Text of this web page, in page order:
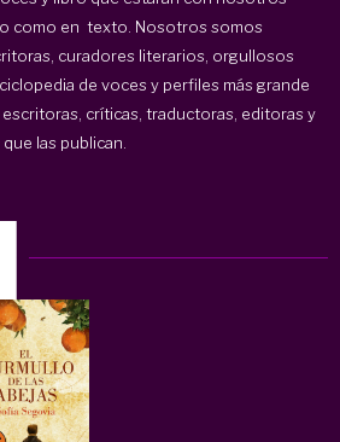
como en texto. Nosotros somos
curadores literarios, orgullosos
de voces y perfiles más grande
críticas, traductoras, editoras y
las publican.